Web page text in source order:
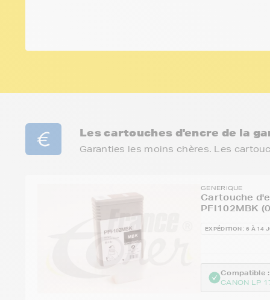
Les cartouches d'encre de la
Garanties les moins chères. Les
GENERIQUE
Cartouche
PFI102MBK
EXPÉDITION : 6 À 14
Compatible :
CANON LP